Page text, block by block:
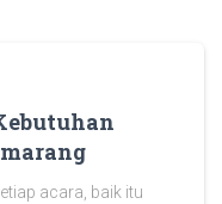
acara, baik itu